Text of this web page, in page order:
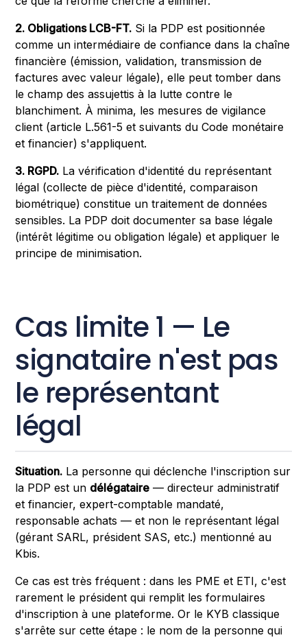
2. Obligations LCB-FT. Si la PDP est positionnée
comme un intermédiaire de confiance dans la chaîne
financière (émission, validation, transmission de
factures avec valeur légale), elle peut tomber dans
le champ des assujettis à la lutte contre le
blanchiment. À minima, les mesures de vigilance
client (article L.561-5 et suivants du Code monétaire
et financier) s'appliquent.
3. RGPD. La vérification d'identité du représentant
légal (collecte de pièce d'identité, comparaison
biométrique) constitue un traitement de données
sensibles. La PDP doit documenter sa base légale
(intérêt légitime ou obligation légale) et appliquer le
principe de minimisation.
Cas limite 1 — Le
signataire n'est pas
le représentant
légal
Situation. La personne qui déclenche l'inscription sur
la PDP est un délégataire — directeur administratif
et financier, expert-comptable mandaté,
responsable achats — et non le représentant légal
(gérant SARL, président SAS, etc.) mentionné au
Kbis.
Ce cas est très fréquent : dans les PME et ETI, c'est
rarement le président qui remplit les formulaires
d'inscription à une plateforme. Or le KYB classique
s'arrête sur cette étape : le nom de la personne qui